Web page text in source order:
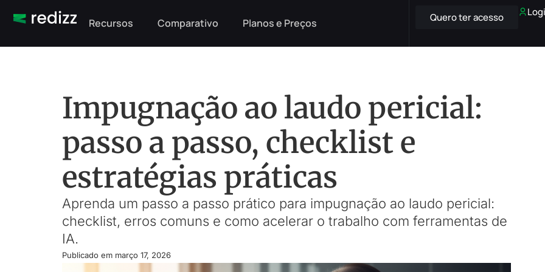
Recursos Comparativo Planos e Preços Quero ter acesso
Impugnação ao laudo pericial:
passo a passo, checklist e
estratégias práticas
Aprenda um passo a passo prático para impugnação ao laudo pericial:
checklist, erros comuns e como acelerar o trabalho com ferramentas de
IA.
Publicado em março 17, 2026